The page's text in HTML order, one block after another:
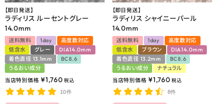
【即日発送】
ラディリス ルーセントグレー
14.0mm
送料無料 1day
高度数対応
低含水
グレー
DIA14.0mm
着色直径 13.1mm
BC8.6
うるおい成分
当店特別価格 ¥1,760 税込
10件
【即日発送】
ラディリス シャイニーパール
14.0mm
送料無料 1day
高度数対応
低含水
ブラウン
DIA14.0mm
着色直径 13.2mm
BC8.6
うるおい成分
ナチュラル
当店特別価格 ¥1,760 税込
8件